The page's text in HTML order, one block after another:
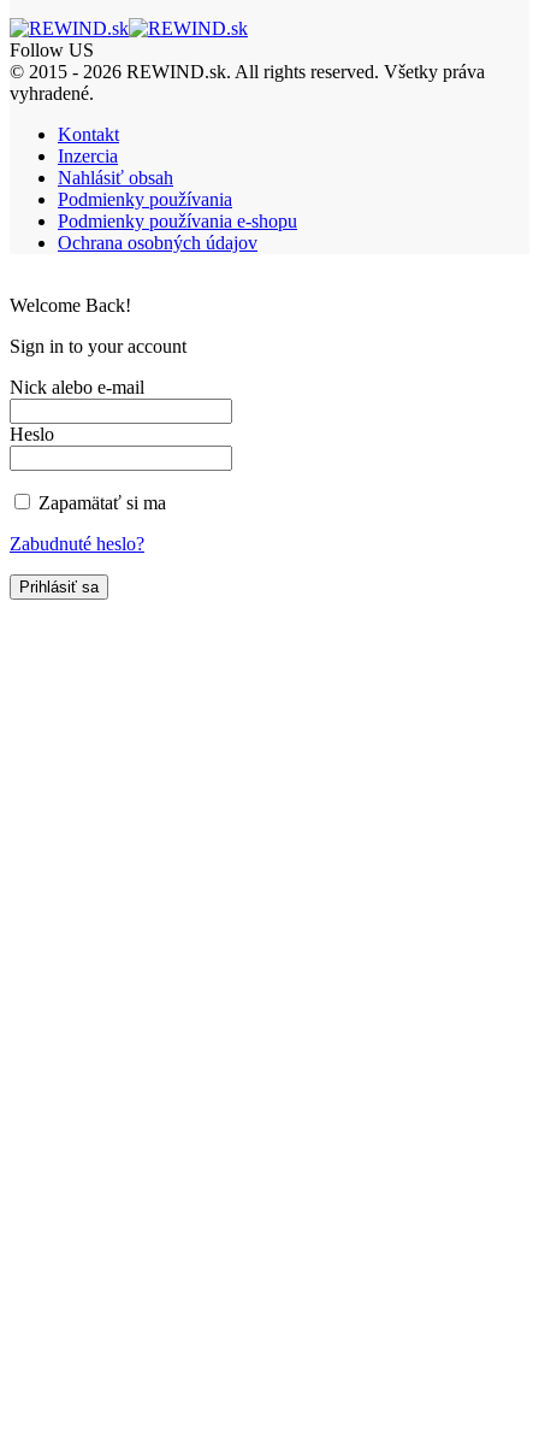
Follow US
© 2015 - 2026 REWIND.sk. All rights reserved. Všetky práva
vyhradené.
Kontakt
Inzercia
Nahlásiť obsah
Podmienky používania
Podmienky používania e-shopu
Ochrana osobných údajov
Welcome Back!
Sign in to your account
Nick alebo e-mail
Heslo
Zapamätať si ma
Zabudnuté heslo?